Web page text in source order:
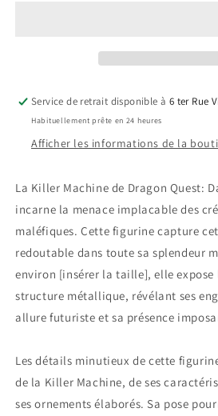
Service de retrait disponible à 6 ter Rue
Habituellement prête en 24 heures
Afficher les informations de la
La Killer Machine de Dragon Quest:
incarne la menace implacable des
maléfiques. Cette figurine capture
redoutable dans toute sa splendeur
environ [insérer la taille], elle expose
structure métallique, révélant ses
allure futuriste et sa présence
Les détails minutieux de cette
de la Killer Machine, de ses
ses ornements élaborés. Sa pose